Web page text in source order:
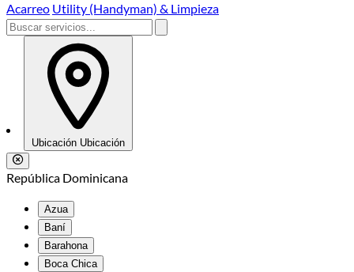
Acarreo Utility (Handyman) & Limpieza
Ubicación Ubicación
República Dominicana
Azua
Baní
Barahona
Boca Chica